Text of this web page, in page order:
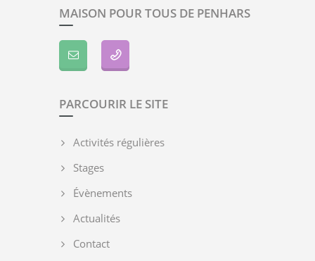
MAISON POUR TOUS DE PENHARS
PARCOURIR LE SITE
Activités régulières
Stages
Évènements
Actualités
Contact